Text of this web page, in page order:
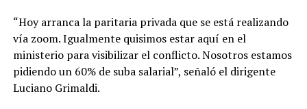
“Hoy arranca la paritaria privada que se está realizando
vía zoom. Igualmente quisimos estar aquí en el
ministerio para visibilizar el conflicto. Nosotros estamos
pidiendo un 60% de suba salarial”, señaló el dirigente
Luciano Grimaldi.